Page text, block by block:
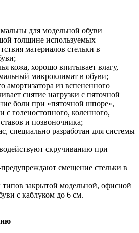
для модельной обуви
толщине используемых
материалов стельки в
кожа, хорошо впитывает влагу,
микроклимат в обуви;
амортизатора из вспененного
снятие нагрузки с пяточной
боли при «пяточной шпоре»,
с голеностопного, коленного,
и позвоночника;
специально разработан для системы
скручиванию при
смещение стельки в
типов закрытой модельной, офисной
с каблуком до 6 см.